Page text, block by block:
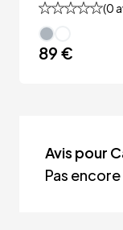
(0
89 €
Avis pour
Pas